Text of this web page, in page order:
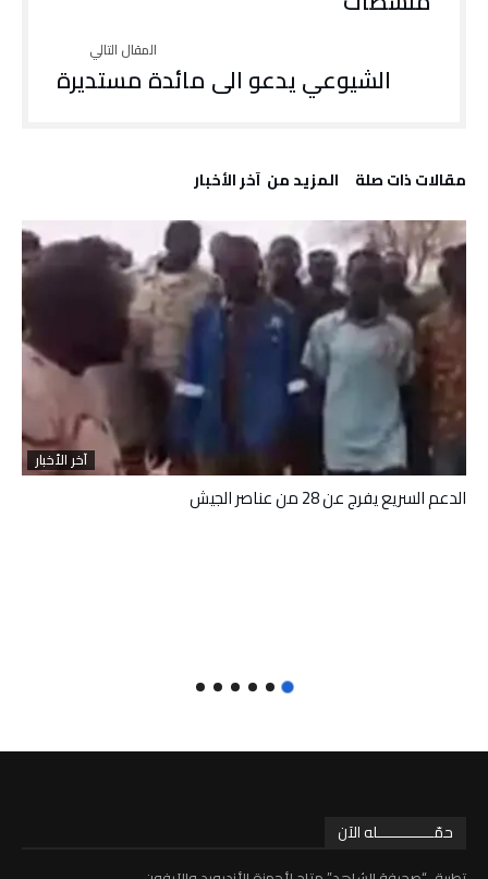
الشيوعي يدعو الى مائدة مستديرة
‫مقالات ذات صلة‬ ‫المزيد من ‬ آخر الأخبار
آخر الأخبار
الدعم السريع يفرج عن 28 من عناصر الجيش
حمّـــــــــــــله الآن